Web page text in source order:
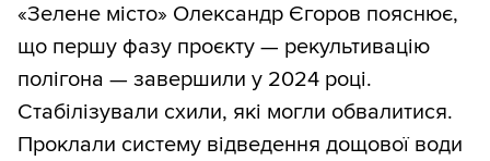
«Зелене місто» Олександр Єгоров пояснює,
що першу фазу проєкту — рекультивацію
полігона — завершили у 2024 році.
Стабілізували схили, які могли обвалитися.
Проклали систему відведення дощової води